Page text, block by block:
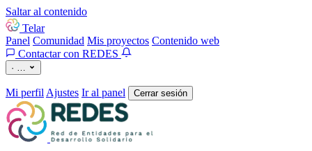
Saltar al contenido
Telar
Panel Comunidad Mis proyectos Contenido web
Contactar con REDES
· …
Mi perfil Ajustes Ir al panel Cerrar sesión